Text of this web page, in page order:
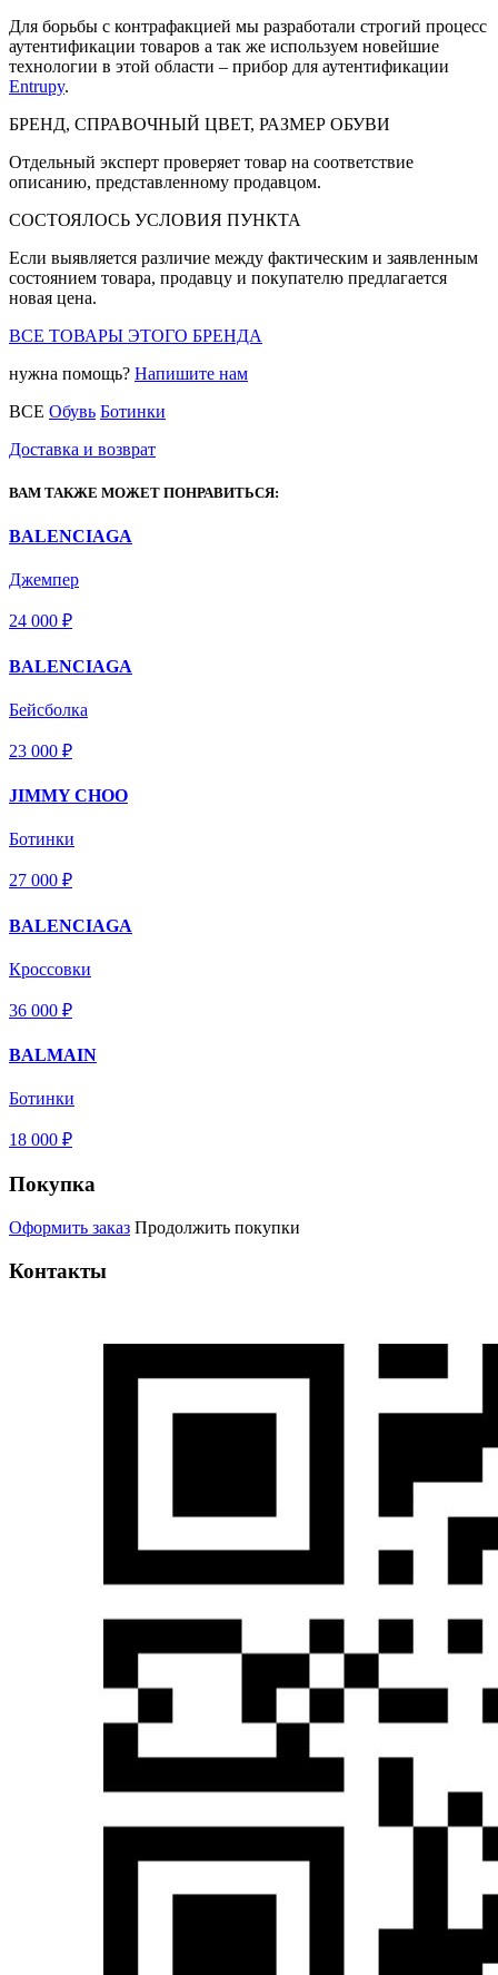
Для борьбы с контрафакцией мы разработали строгий процесс
аутентификации товаров а так же используем новейшие
технологии в этой области – прибор для аутентификации
Entrupy.
БРЕНД, СПРАВОЧНЫЙ ЦВЕТ, РАЗМЕР ОБУВИ
Отдельный эксперт проверяет товар на соответствие
описанию, представленному продавцом.
СОСТОЯЛОСЬ УСЛОВИЯ ПУНКТА
Если выявляется различие между фактическим и заявленным
состоянием товара, продавцу и покупателю предлагается
новая цена.
ВСЕ ТОВАРЫ ЭТОГО БРЕНДА
нужна помощь? Напишите нам
ВСЕ Обувь Ботинки
Доставка и возврат
ВАМ ТАКЖЕ МОЖЕТ ПОНРАВИТЬСЯ:
BALENCIAGA
Джемпер
24 000 ₽
BALENCIAGA
Бейсболка
23 000 ₽
JIMMY CHOO
Ботинки
27 000 ₽
BALENCIAGA
Кроссовки
36 000 ₽
BALMAIN
Ботинки
18 000 ₽
Покупка
Оформить заказ Продолжить покупки
Контакты